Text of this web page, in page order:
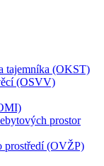
tajemníka (OKST)
(OSVV)
prostor
prostředí (OVŽP)